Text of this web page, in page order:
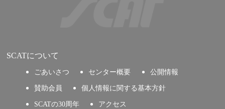
SCATについて
ごあいさつ センター概要
公開情報
賛助会員
個人情報に関する基本方針
SCATの30周年
アクセス